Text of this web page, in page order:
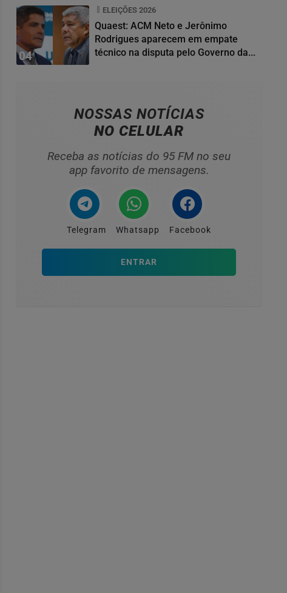
04
ELEIÇÕES 2026
Quaest: ACM Neto e Jerônimo
Rodrigues aparecem em empate
técnico na disputa pelo Governo da...
NOSSAS NOTÍCIAS
NO CELULAR
Receba as notícias do 95 FM no seu
app favorito de mensagens.
Telegram Whatsapp Facebook
ENTRAR